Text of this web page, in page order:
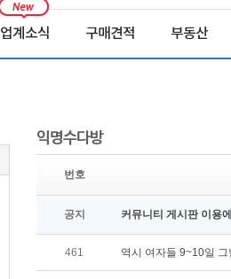
업계소식 구매견적 부동산
익명수다방
번호
공지 커뮤니티 게시판 이용
461 역시 여자들 9~10일 그